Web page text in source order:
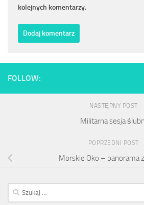
kolejnych komentarzy.
FOLLOW:
NASTĘPNY POST
Militarna sesja
POPRZEDNI POST
Morskie Oko – panorama
Szukaj: